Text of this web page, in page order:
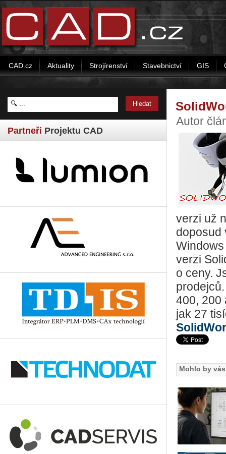
CAD.cz Aktuality Strojírenství Stavebnictví GIS
Partneři Projektu CAD
Autor
verzi už
doposud
verzi
o ceny.
400, 200
jak 27
Mohlo by